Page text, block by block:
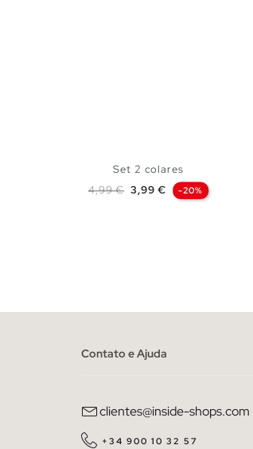
Set 2 colares
Preço normal
4,99 € Preço
3,99 € -20%
Contato e Ajuda
clientes@inside-shops.com
+34 900 10 32 57